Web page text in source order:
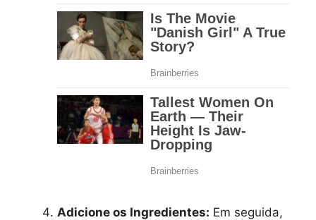
Adicione os Ingredientes: Em seguida,